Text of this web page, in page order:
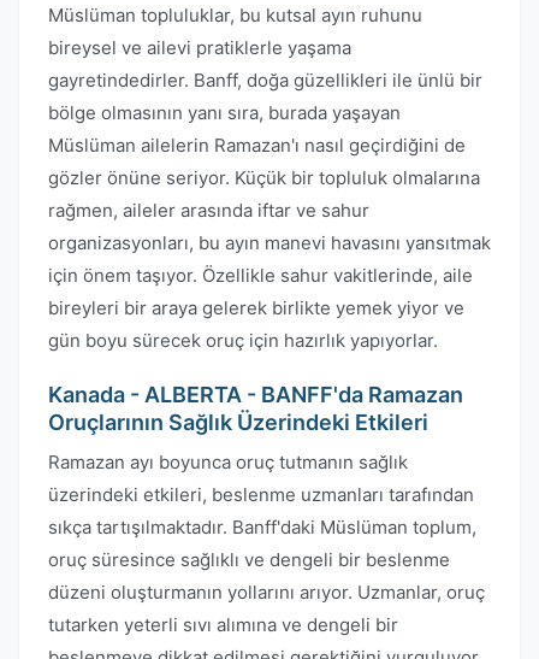
Müslüman topluluklar, bu kutsal ayın ruhunu
bireysel ve ailevi pratiklerle yaşama
gayretindedirler. Banff, doğa güzellikleri ile ünlü bir
bölge olmasının yanı sıra, burada yaşayan
Müslüman ailelerin Ramazan'ı nasıl geçirdiğini de
gözler önüne seriyor. Küçük bir topluluk olmalarına
rağmen, aileler arasında iftar ve sahur
organizasyonları, bu ayın manevi havasını yansıtmak
için önem taşıyor. Özellikle sahur vakitlerinde, aile
bireyleri bir araya gelerek birlikte yemek yiyor ve
gün boyu sürecek oruç için hazırlık yapıyorlar.
Kanada - ALBERTA - BANFF'da Ramazan
Oruçlarının Sağlık Üzerindeki Etkileri
Ramazan ayı boyunca oruç tutmanın sağlık
üzerindeki etkileri, beslenme uzmanları tarafından
sıkça tartışılmaktadır. Banff'daki Müslüman toplum,
oruç süresince sağlıklı ve dengeli bir beslenme
düzeni oluşturmanın yollarını arıyor. Uzmanlar, oruç
tutarken yeterli sıvı alımına ve dengeli bir